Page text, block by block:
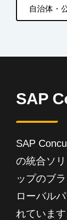
自治体・
SAP
SAP
の統合ソ
ップのブ
ローバル
れていま